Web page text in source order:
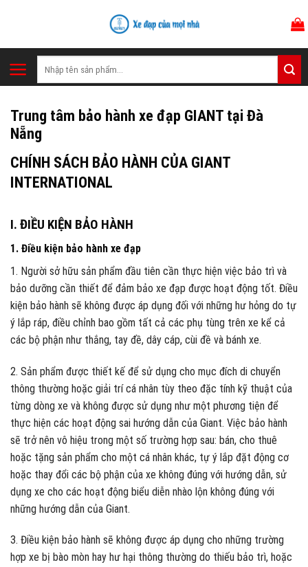
Tìm
kiếm:
Trung tâm bảo hành xe đạp GIANT tại Đà
Nẵng
CHÍNH SÁCH BẢO HÀNH CỦA GIANT
INTERNATIONAL
I. ĐIỀU KIỆN BẢO HÀNH
1. Điều kiện bảo hành xe đạp
1. Người sở hữu sản phẩm đầu tiên cần thực hiện việc bảo trì và
bảo dưỡng cần thiết để đảm bảo xe đạp được hoạt động tốt. Điều
kiện bảo hành sẽ không được áp dụng đối với những hư hỏng do tự
ý lắp ráp, điều chỉnh bao gồm tất cả các phụ tùng trên xe kể cả
các bộ phận như thắng, tay đề, dây cáp, cùi đề và bánh xe.
2. Sản phẩm được thiết kế để sử dụng cho mục đích di chuyển
thông thường hoặc giải trí cá nhân tùy theo đặc tính kỹ thuật của
từng dòng xe và không được sử dụng như một phương tiện để
thực hiện các hoạt động sai hướng dẫn của Giant. Việc bảo hành
sẽ trở nên vô hiệu trong một số trường hợp sau: bán, cho thuê
hoặc tặng sản phẩm cho một cá nhân khác, tự ý lắp đặt động cơ
hoặc thay đổi các bộ phận của xe không đúng với hướng dẫn, sử
dụng xe cho các hoạt động biểu diễn nhào lộn không đúng với
những hướng dẫn của Giant.
3. Điều kiện bảo hành sẽ không được áp dụng cho những trường
hợp xe bị bào mòn hay hư hại thông thường do thiếu bảo trì, hoặc